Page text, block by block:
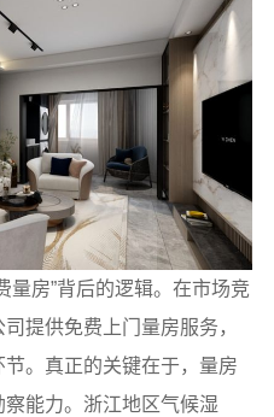
量房”背后的逻辑。在市场竞
提供免费上门量房服务，
。真正的关键在于，量房
能力。浙江地区气候湿